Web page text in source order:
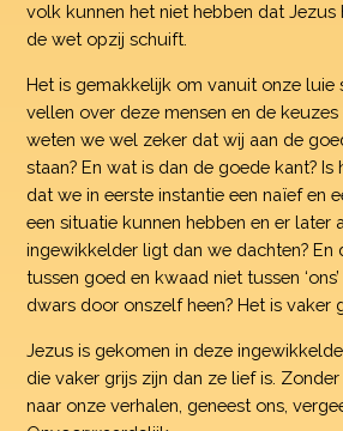
volk kunnen het niet hebben dat Jezus
de wet opzij schuift.
Het is gemakkelijk om vanuit onze luie
vellen over deze mensen en de
weten we wel zeker dat wij aan de
staan? En wat is dan de goede kant?
dat we in eerste instantie een naïef en
een situatie kunnen hebben en er later
ingewikkelder ligt dan we dachten? En
tussen goed en kwaad niet tussen
dwars door onszelf heen? Het is vaker
Jezus is gekomen in deze
die vaker grijs zijn dan ze lief is.
naar onze verhalen, geneest ons,